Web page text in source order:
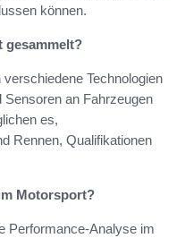
können.
gesammelt?
Technologien
an Fahrzeugen
es,
Rennen, Qualifikationen
Motorsport?
Performance-Analyse im